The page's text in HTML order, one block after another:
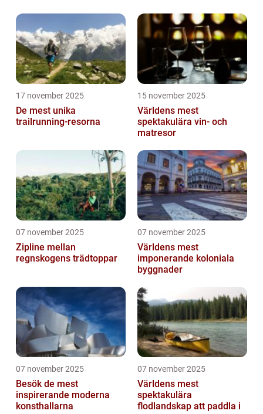
17 november 2025
De mest unika
trailrunning-resorna
15 november 2025
Världens mest
spektakulära vin- och
matresor
07 november 2025
Zipline mellan
regnskogens trädtoppar
07 november 2025
Världens mest
imponerande koloniala
byggnader
07 november 2025
Besök de mest
inspirerande moderna
konsthallarna
07 november 2025
Världens mest
spektakulära
flodlandskap att paddla i